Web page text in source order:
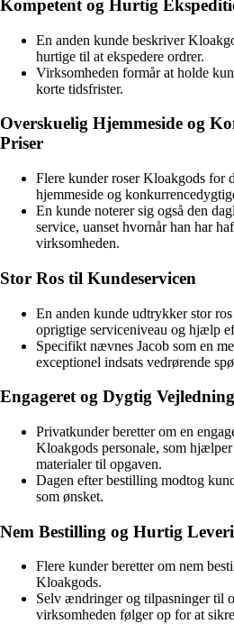
Kompetent og Hurtig
En anden kunde beskriver
hurtige til at ekspedere ordrer.
Virksomheden formår at holde
korte tidsfrister.
Overskuelig Hjemmeside og
Priser
Flere kunder roser Kloakgods for
hjemmeside og
En kunde noterer sig også den
service, uanset hvornår han har
virksomheden.
Stor Ros til Kundeservicen
En anden kunde udtrykker stor
oprigtige serviceniveau og hjælp
Specifikt nævnes Jacob som en
exceptionel indsats vedrørende
Engageret og Dygtig Vejledning
Privatkunder beretter om en
Kloakgods personale, som
materialer til opgaven.
Dagen efter bestilling modtog
som ønsket.
Nem Bestilling og Hurtig
Flere kunder beretter om nem
Kloakgods.
Selv ændringer og tilpasninger til
virksomheden følger op for at